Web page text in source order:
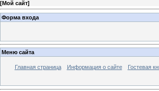
[Мой сайт]
Форма входа
Меню сайта
Главная страница Информация о сайте Гостевая